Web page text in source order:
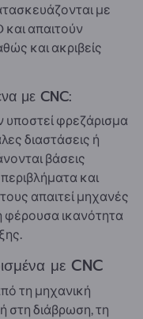
με
και απαιτούν
και ακριβείς
με CNC:
φρεζάρισμα
διαστάσεις ή
βάσεις
και
απαιτεί μηχανές
φέρουσα ικανότητα
με CNC
τη μηχανική
στη διάβρωση, τη